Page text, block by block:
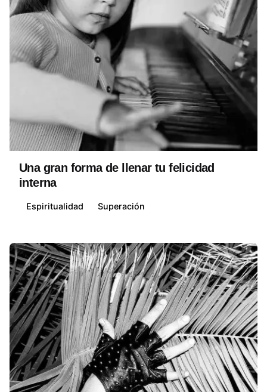
Posted by
David Belmonte
Una gran forma de llenar tu felicidad
interna
Espiritualidad Superación